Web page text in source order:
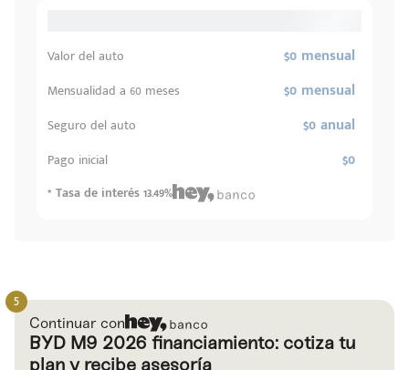
Valor del auto $0 mensual
Mensualidad a 60 meses $0 mensual
Seguro del auto $0 anual
Pago inicial $0
* Tasa de interés 13.49%
Continuar con
BYD M9 2026 financiamiento: cotiza tu
plan y recibe asesoría